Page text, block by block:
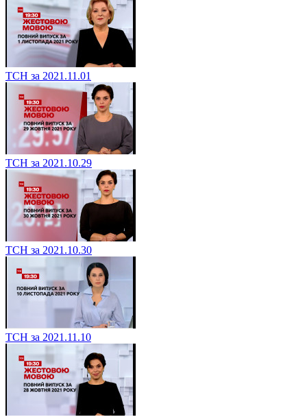
ТСН за 2021.11.01
ТСН за 2021.10.29
ТСН за 2021.10.30
ТСН за 2021.11.10